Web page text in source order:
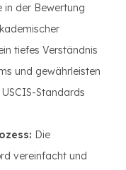
in der Bewertung
tiefes Verständnis
und gewährleisten
Standards
Die
vereinfacht und